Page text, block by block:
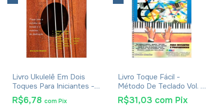
Livro Ukulelê Em Dois
Toques Para Iniciantes -
Rivaldo Mendes
R$6,78 comPix
Livro Toque Fácil -
Método De Teclado Vol. 2
- Rivaldo Mendes
R$31,03 com Pix